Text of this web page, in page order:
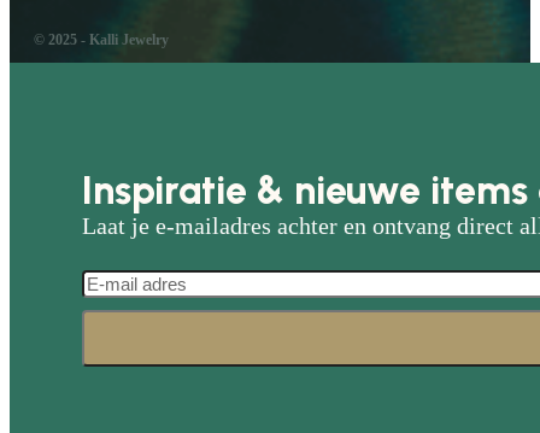
© 2025 - Kalli Jewelry
Inspiratie & nieuwe
Laat je e-mailadres achter en ontvang direct